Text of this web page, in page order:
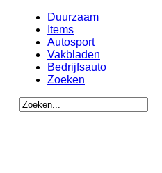
Duurzaam
Items
Autosport
Vakbladen
Bedrijfsauto
Zoeken